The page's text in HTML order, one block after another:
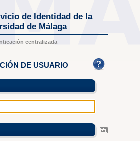
de Identidad de la
de Málaga
centralizada
DE USUARIO